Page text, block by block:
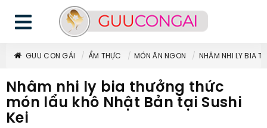
GUU CON GÁI ẨM THỰC MÓN ĂN NGON NHÂM NHI LY BIA
Nhâm nhi ly bia thưởng thức
món lẩu khô Nhật Bản tại Sushi
Kei